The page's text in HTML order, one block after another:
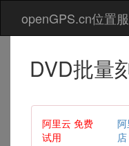
openGPS.cn位置
DVD批量
阿里云 免费
试用
店